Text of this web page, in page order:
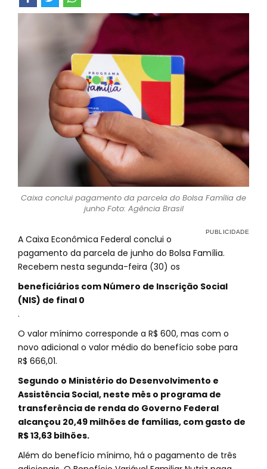
Caixa conclui pagamento da parcela do Bolsa Família de
junho Foto: Agência Brasil
A Caixa Econômica Federal conclui o
pagamento da parcela de junho do Bolsa Família.
Recebem nesta segunda-feira (30) os
beneficiários com Número de Inscrição Social
(NIS) de final 0
.
O valor mínimo corresponde a R$ 600, mas com o
novo adicional o valor médio do benefício sobe para
R$ 666,01.
Segundo o Ministério do Desenvolvimento e
Assistência Social, neste mês o programa de
transferência de renda do Governo Federal
alcançou 20,49 milhões de famílias, com gasto de
R$ 13,63 bilhões.
Além do benefício mínimo, há o pagamento de três